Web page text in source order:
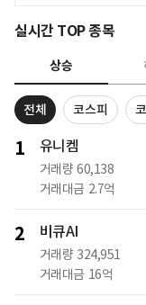
실시간 TOP 종목
상승
전체 코스피
1 유니켐
거래량 60,138
거래대금 2.7억
2 비큐AI
거래량 324,951
거래대금 16억